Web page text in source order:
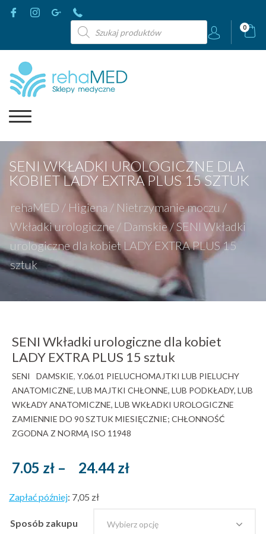
Wyszukiwarka
produktów
0
SENI WKŁADKI UROLOGICZNE DLA
KOBIET LADY EXTRA PLUS 15 SZTUK
rehaMED / Higiena / Nietrzymanie moczu /
Wkładki urologiczne / Damskie / SENI Wkładki
urologiczne dla kobiet LADY EXTRA PLUS 15
sztuk
SENI Wkładki urologiczne dla kobiet
LADY EXTRA PLUS 15 sztuk
SENI DAMSKIE, Y.06.01 PIELUCHOMAJTKI LUB PIELUCHY
ANATOMICZNE, LUB MAJTKI CHŁONNE, LUB PODKŁADY, LUB
WKŁADY ANATOMICZNE, LUB WKŁADKI UROLOGICZNE
ZAMIENNIE DO 90 SZTUK MIESIĘCZNIE; CHŁONNOŚĆ
ZGODNA Z NORMĄ ISO 11948
7.05 zł – 24.44 złZakres
7.05 zł
Zapłać później: 7,05 zł
Sposób zakupu